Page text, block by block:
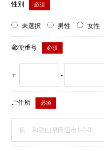
性別 必須
未選択 男性 女性
郵便番号 必須
〒 -
ご住所 必須